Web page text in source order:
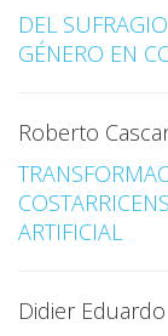
DEL
GÉNERO EN
Roberto
ARTIFICIAL
Didier